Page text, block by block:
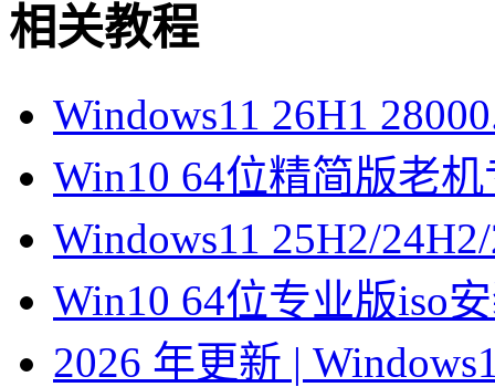
相关教程
Windows11 26H1
Win10 64位精简版老
Windows11 25H2/
Win10 64位专业版iso
2026 年更新 |